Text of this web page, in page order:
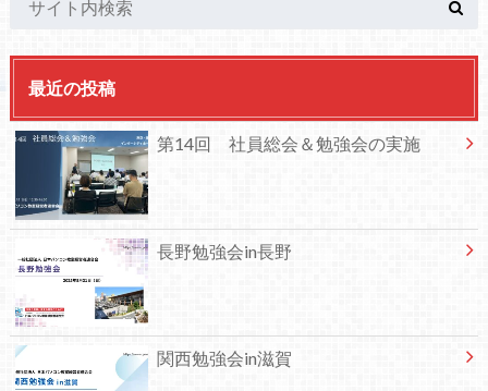
最近の投稿
第14回 社員総会＆勉強会の実施
長野勉強会in長野
関西勉強会in滋賀